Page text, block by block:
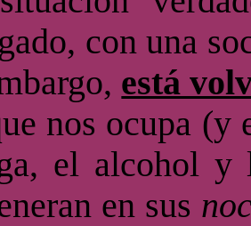
con una
está
nos ocupa (y
el alcohol y
en sus